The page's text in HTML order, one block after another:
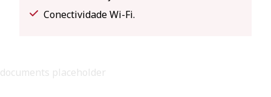
Conectividade Wi-Fi.
documents placeholder